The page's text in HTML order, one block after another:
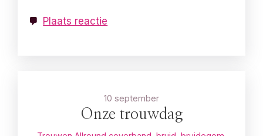
Plaats reactie
10 september
Onze trouwdag